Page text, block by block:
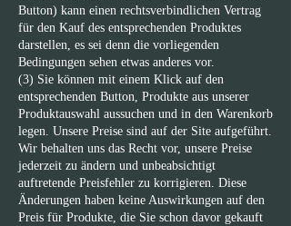
Button) kann einen rechtsverbindlichen Vertrag
für den Kauf des entsprechenden Produktes
darstellen, es sei denn die vorliegenden
Bedingungen sehen etwas anderes vor.
(3) Sie können mit einem Klick auf den
entsprechenden Button, Produkte aus unserer
Produktauswahl aussuchen und in den Warenkorb
legen. Unsere Preise sind auf der Site aufgeführt.
Wir behalten uns das Recht vor, unsere Preise
jederzeit zu ändern und unbeabsichtigt
auftretende Preisfehler zu korrigieren. Diese
Änderungen haben keine Auswirkungen auf den
Preis für Produkte, die Sie schon davor gekauft